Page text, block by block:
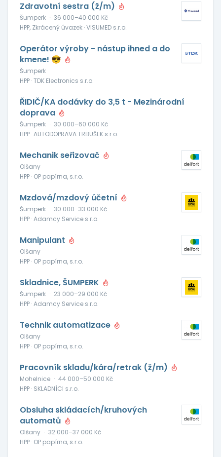
Zdravotní sestra (ž/m)
Šumperk · 36 000–40 000 Kč
HPP, Zkrácený úvazek · VISUMED s.r.o.
Operátor výroby - nástup ihned a do
kmene! 😎
Šumperk
HPP · TDK Electronics s.r.o.
ŘIDIČ/KA dodávky do 3,5 t - Mezinárodní
doprava
Šumperk · 30 000–60 000 Kč
HPP · AUTODOPRAVA TRBUŠEK s.r.o.
Mechanik seřizovač
Olšany
HPP · OP papírna, s.r.o.
Mzdová/mzdový účetní
Šumperk · 30 000–33 000 Kč
HPP · Adamcy Service s.r.o.
Manipulant
Olšany
HPP · OP papírna, s.r.o.
Skladnice, ŠUMPERK
Šumperk · 23 000–29 000 Kč
HPP · Adamcy Service s.r.o.
Technik automatizace
Olšany
HPP · OP papírna, s.r.o.
Pracovník skladu/kára/retrak (ž/m)
Mohelnice · 44 000–50 000 Kč
HPP · SKLADNÍCI s.r.o.
Obsluha skládacích/kruhových
automatů
Olšany · 32 000–37 000 Kč
HPP · OP papírna, s.r.o.